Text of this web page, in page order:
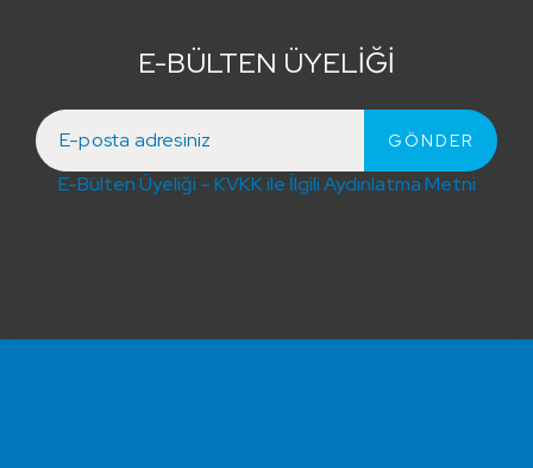
E-BÜLTEN ÜYELİĞİ
E-Bülten Üyeliği – KVKK ile İlgili Aydınlatma Metni